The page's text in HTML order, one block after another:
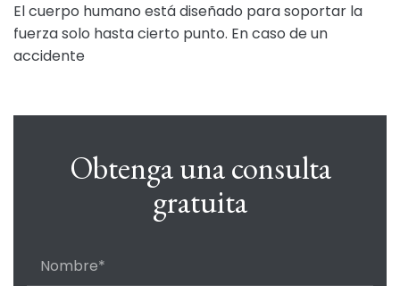
El cuerpo humano está diseñado para soportar la
fuerza solo hasta cierto punto. En caso de un
accidente
Obtenga una consulta
gratuita